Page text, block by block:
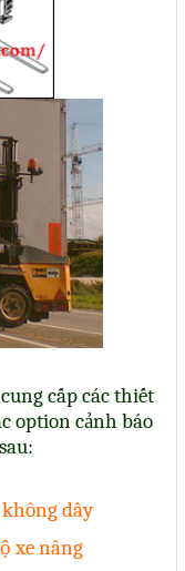
cấp các thiết
option cảnh báo
dây
xe nâng